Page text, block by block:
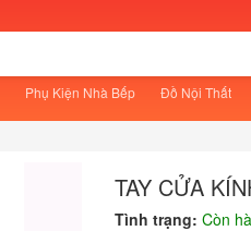
Phụ Kiện Nhà Bếp Đồ Nội Thất
TAY CỬA
Tình trạng: Còn